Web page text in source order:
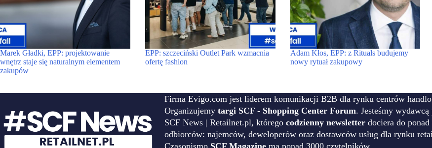
Marek Gładki, EPP: projektowanie
wnętrz staje się naturalnym elementem
zakupów
EPP: szczeciński Outlet Park wzmacnia
ofertę fashion
Adam Kłos, EPP: z Rituals budujemy
nowy rytuał zakupowy
Firma Evigo.com jest liderem komunikacji B2B dla rynku centrów
Organizujemy targi SCF - Shopping Center Forum. Jesteśmy wydawcą
SCF News | Retailnet.pl, którego codzienny newsletter dociera do ponad
odbiorców: najemców, deweloperów oraz dostawców usług dla rynku
Czasopismo SCF Magazine ma ponad 3000 czytelników.